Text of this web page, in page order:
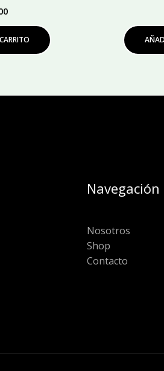
Navegación
Nosotros
Shop
Contacto